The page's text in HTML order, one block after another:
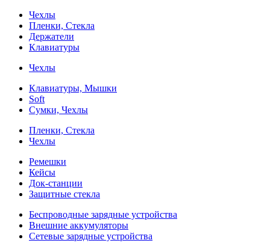
Чехлы
Пленки, Стекла
Держатели
Клавиатуры
Чехлы
Клавиатуры, Мышки
Soft
Сумки, Чехлы
Пленки, Стекла
Чехлы
Ремешки
Кейсы
Док-станции
Защитные стекла
Беспроводные зарядные устройства
Внешние аккумуляторы
Сетевые зарядные устройства